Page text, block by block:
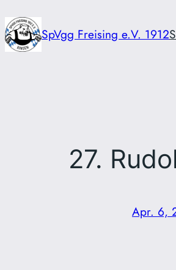
Zum
Inhalt
springen
SpVgg Freising e.V. 1912
27.
Apr. 6,